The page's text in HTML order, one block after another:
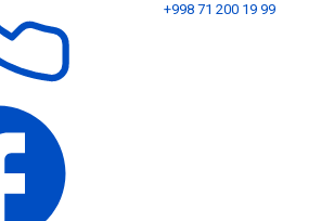
+998 71 200 19 99